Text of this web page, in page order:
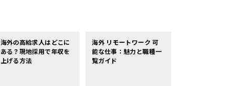
海外の高給求人はどこに
ある？現地採用で年収を
上げる方法
海外 リモートワーク 可
能な仕事：魅力と職種一
覧ガイド